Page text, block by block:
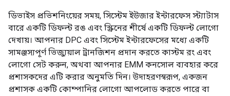
ডিভাইস প্রভিশনিংয়ের সময়, সিস্টেম ইউজার ইন্টারফেস স্ট্যাটাস
বারে একটি ডিফল্ট রঙ এবং স্ক্রিনের শীর্ষে একটি ডিফল্ট লোগো
দেখায়। আপনার DPC এবং সিস্টেম ইন্টারফেসের মধ্যে একটি
সামঞ্জস্যপূর্ণ ভিজ্যুয়াল ট্রানজিশন প্রদান করতে কাস্টম রং এবং
লোগো সেট করুন, অথবা আপনার EMM কনসোল ব্যবহার করে
প্রশাসকদের এটি করার অনুমতি দিন। উদাহরণস্বরূপ, একজন
প্রশাসক একটি কোম্পানির লোগো আপলোড করতে পারে বা